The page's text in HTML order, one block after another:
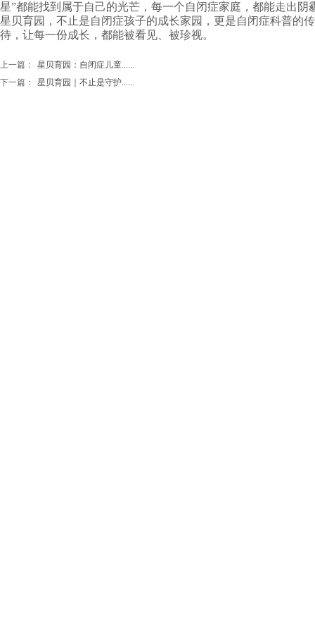
星”都能找到属于自己的光芒，每一个自闭症家庭，都能走出阴
星贝育园，不止是自闭症孩子的成长家园，更是自闭症科普的
待，让每一份成长，都能被看见、被珍视。
上一篇：
星贝育园：自闭症儿童......
下一篇：
星贝育园｜不止是守护......